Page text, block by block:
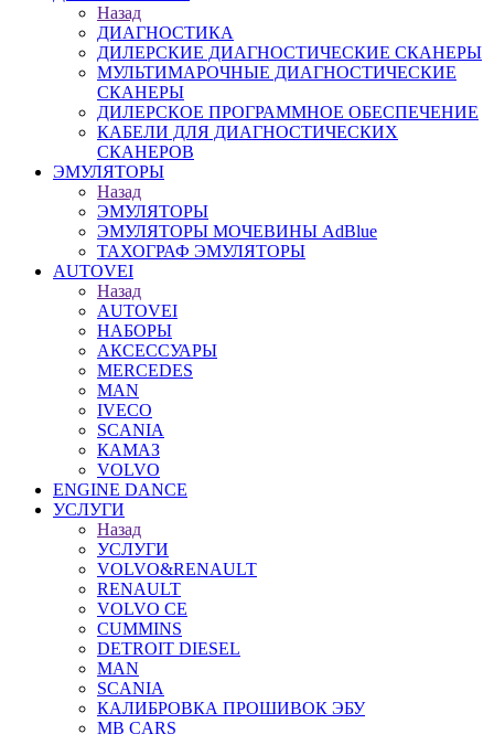
Назад
ДИАГНОСТИКА
ДИЛЕРСКИЕ ДИАГНОСТИЧЕСКИЕ СКАНЕРЫ
МУЛЬТИМАРОЧНЫЕ ДИАГНОСТИЧЕСКИЕ
СКАНЕРЫ
ДИЛЕРСКОЕ ПРОГРАММНОЕ ОБЕСПЕЧЕНИЕ
КАБЕЛИ ДЛЯ ДИАГНОСТИЧЕСКИХ
СКАНЕРОВ
ЭМУЛЯТОРЫ
Назад
ЭМУЛЯТОРЫ
ЭМУЛЯТОРЫ МОЧЕВИНЫ АdBlue
ТАХОГРАФ ЭМУЛЯТОРЫ
AUTOVEI
Назад
AUTOVEI
НАБОРЫ
АКСЕССУАРЫ
MERCEDES
MAN
IVECO
SCANIA
КАМАЗ
VOLVO
ENGINE DANCE
УСЛУГИ
Назад
УСЛУГИ
VOLVO&RENAULT
RENAULT
VOLVO CE
CUMMINS
DETROIT DIESEL
MAN
SCANIA
КАЛИБРОВКА ПРОШИВОК ЭБУ
MB CARS